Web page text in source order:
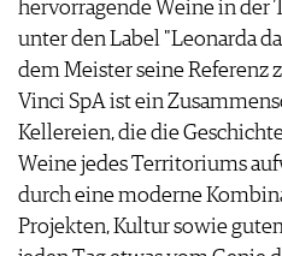
PRESSE
IMPRESSUM
AGB & DATENSCHUTZ
FAQ
hervorragende Weine in der
unter den Label "Leonarda
dem Meister seine Referenz
Vinci SpA ist ein
Kellereien, die die
Weine jedes Territoriums
durch eine moderne
Projekten, Kultur sowie